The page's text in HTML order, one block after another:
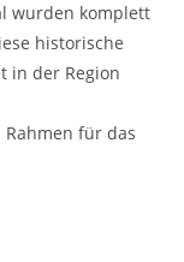
wurden komplett
historische
in der Region
für das